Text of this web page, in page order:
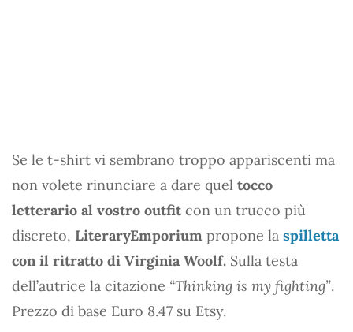
Se le t-shirt vi sembrano troppo appariscenti ma
non volete rinunciare a dare quel tocco
letterario al vostro outfitcon un trucco più
discreto, LiteraryEmporium propone la spilletta
con il ritratto di Virginia Woolf. Sulla testa
dell’autrice la citazione “Thinking is my fighting”.
Prezzo di base Euro 8.47 su Etsy.